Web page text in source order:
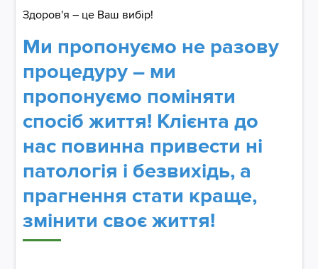
Здоров'я – це Ваш вибір!
Ми пропонуємо не разову
процедуру – ми
пропонуємо поміняти
спосіб життя! Клієнта до
нас повинна привести ні
патологія і безвихідь, а
прагнення стати краще,
змінити своє життя!